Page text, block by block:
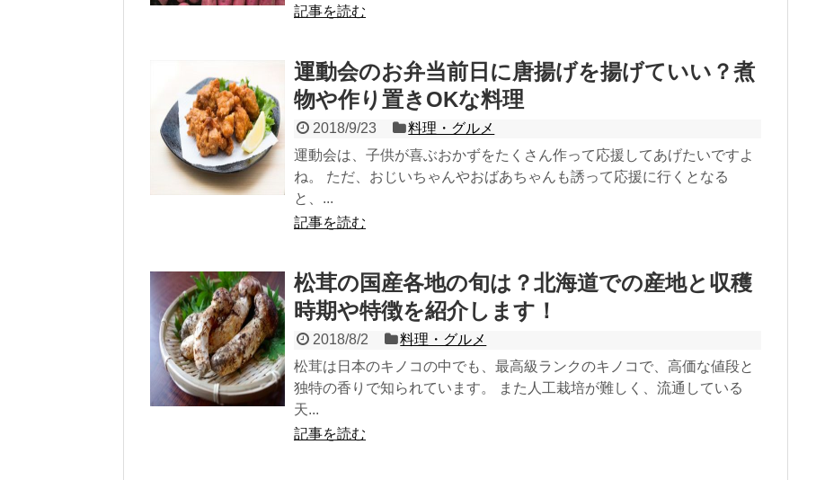
記事を読む
運動会のお弁当前日に唐揚げを揚げていい？煮
物や作り置きOKな料理
2018/9/23
料理・グルメ
運動会は、子供が喜ぶおかずをたくさん作って応援してあげたいですよ
ね。 ただ、おじいちゃんやおばあちゃんも誘って応援に行くとなる
と、...
記事を読む
松茸の国産各地の旬は？北海道での産地と収穫
時期や特徴を紹介します！
2018/8/2
料理・グルメ
松茸は日本のキノコの中でも、最高級ランクのキノコで、高価な値段と
独特の香りで知られています。 また人工栽培が難しく、流通している
天...
記事を読む